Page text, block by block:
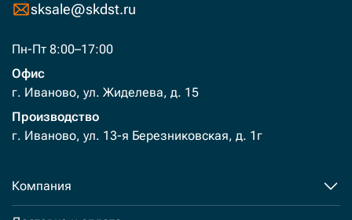
sksale@skdst.ru
Пн-Пт 8:00–17:00
Офис
г. Иваново, ул. Жиделева, д. 15
Производство
г. Иваново, ул. 13-я Березниковская, д. 1г
Компания